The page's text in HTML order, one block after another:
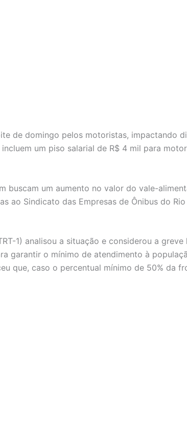
de domingo pelos motoristas, impactando
um piso salarial de R$ 4 mil para
buscam um aumento no valor do vale-
ao Sindicato das Empresas de Ônibus do
1) analisou a situação e considerou a
garantir o mínimo de atendimento à
que, caso o percentual mínimo de 50% da